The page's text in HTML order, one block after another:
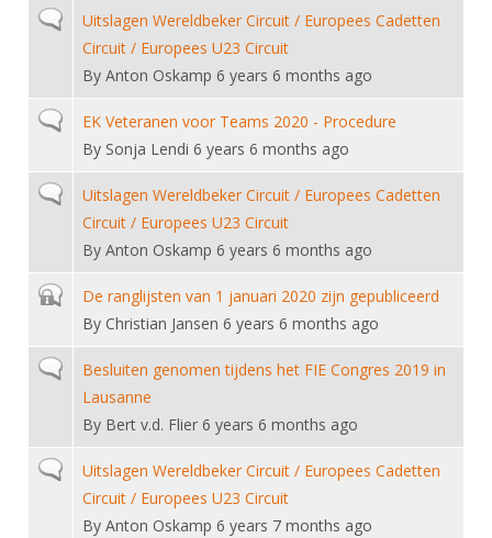
Verenigingsondersteuning
Witte Vlekkenplan
Oprichting Vereniging
Overschrijven leden
Nieuws
Aanvragen van scheidsrechters
Scheidsrechterslijst
Import inschrijvingen uit Nahouw
Verwerk wedstrijduitslagen
NK organiseren
Promotie en logo
Geschiedenis van het schermen
Archief
Infotheek
Bibliotheek
Touché
Normal topicUitslagen Wereldbeker Circuit / Europees Cadetten
Circuit / Europees U23 Circuit
By Anton Oskamp 6 years 6 months ago
Normal topicEK Veteranen voor Teams 2020 - Procedure
By Sonja Lendi 6 years 6 months ago
Normal topicUitslagen Wereldbeker Circuit / Europees Cadetten
Circuit / Europees U23 Circuit
By Anton Oskamp 6 years 6 months ago
Closed topicDe ranglijsten van 1 januari 2020 zijn gepubliceerd
By Christian Jansen 6 years 6 months ago
Normal topicBesluiten genomen tijdens het FIE Congres 2019 in
Lausanne
By Bert v.d. Flier 6 years 6 months ago
Normal topicUitslagen Wereldbeker Circuit / Europees Cadetten
Circuit / Europees U23 Circuit
By Anton Oskamp 6 years 7 months ago